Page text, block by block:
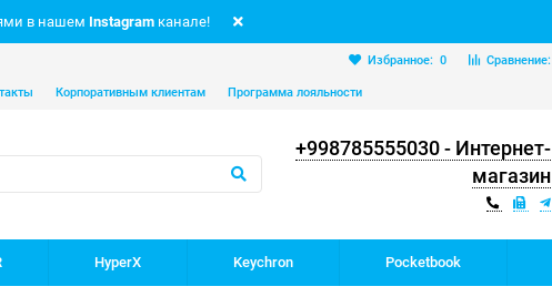
в нашем Instagram канале!
Сравнение:
Избранное: 0
Корпоративным клиентам Программа лояльности
+998785555030 - Интернет-
магазин
HyperX Keychron Pocketbook